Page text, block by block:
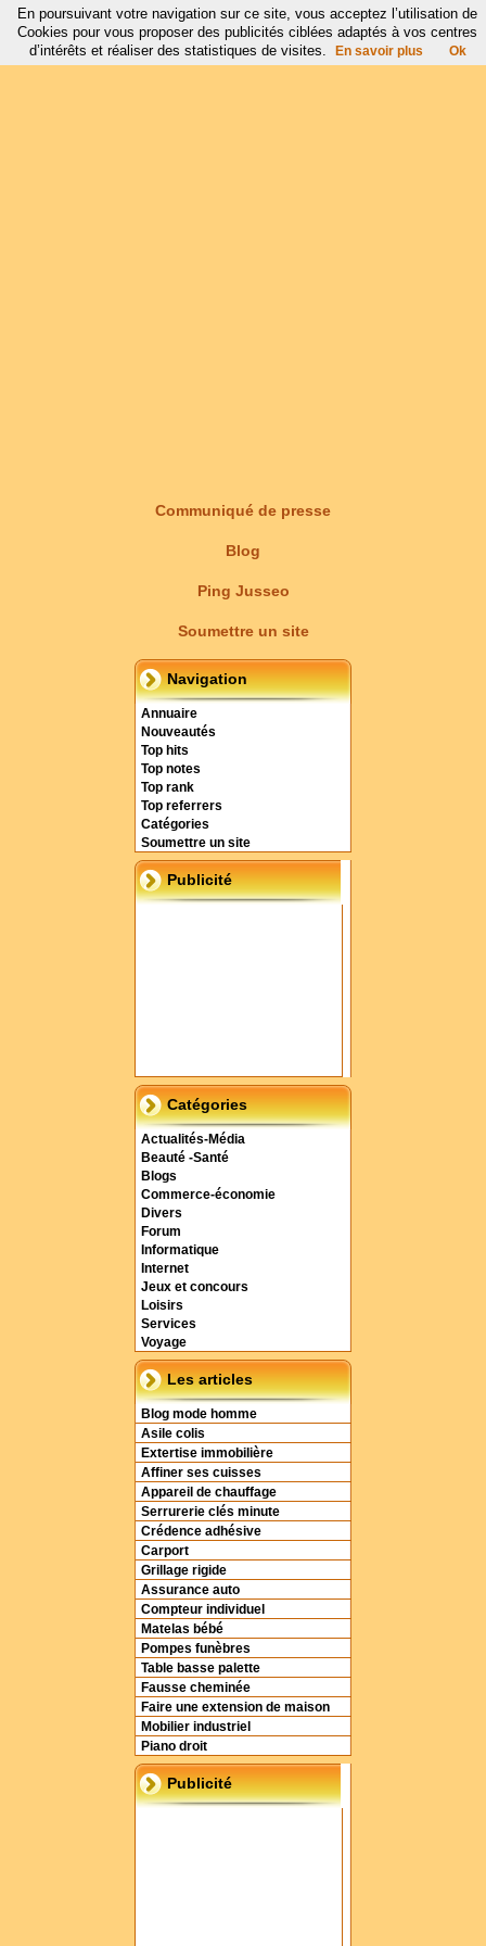
Communiqué de presse
Blog
Ping Jusseo
Soumettre un site
Navigation
Annuaire
Nouveautés
Top hits
Top notes
Top rank
Top referrers
Catégories
Soumettre un site
Publicité
Catégories
Actualités-Média
Beauté -Santé
Blogs
Commerce-économie
Divers
Forum
Informatique
Internet
Jeux et concours
Loisirs
Services
Voyage
Les articles
Blog mode homme
Asile colis
Extertise immobilière
Affiner ses cuisses
Appareil de chauffage
Serrurerie clés minute
Crédence adhésive
Carport
Grillage rigide
Assurance auto
Compteur individuel
Matelas bébé
Pompes funèbres
Table basse palette
Fausse cheminée
Faire une extension de maison
Mobilier industriel
Piano droit
Publicité
En poursuivant votre navigation sur ce site, vous acceptez l’utilisation de
Cookies pour vous proposer des publicités ciblées adaptés à vos centres
d’intérêts et réaliser des statistiques de visites.
En savoir plus Ok